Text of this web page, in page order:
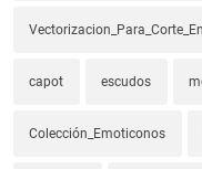
capot escudos
Colección_Emoticonos